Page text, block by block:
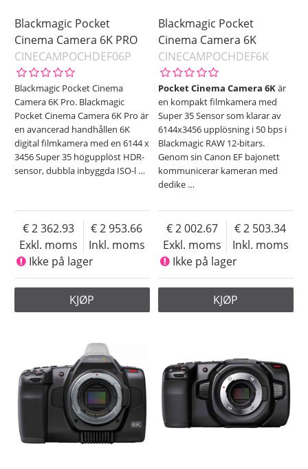
Blackmagic Pocket
Cinema Camera 6K PRO
CINECAMPOCHDEF06P
Blackmagic Pocket Cinema
Camera 6K Pro. Blackmagic
Pocket Cinema Camera 6K Pro är
en avancerad handhållen 6K
digital filmkamera med en 6144 x
3456 Super 35 högupplöst HDR-
sensor, dubbla inbyggda ISO-l …
Exkl. moms
2 362.93
Inkl. moms
2 953.66
Ikke på lager
KJØP
Blackmagic Pocket
Cinema Camera 6K
CINECAMPOCHDEF6K
Pocket Cinema Camera 6Kär
en kompakt filmkamera med
Super 35 Sensor som klarar av
6144x3456 upplösning i 50 bps i
Blackmagic RAW 12-bitars.
Genom sin Canon EF bajonett
kommunicerar kameran med
dedike …
Exkl. moms
2 002.67
Inkl. moms
2 503.34
Ikke på lager
KJØP